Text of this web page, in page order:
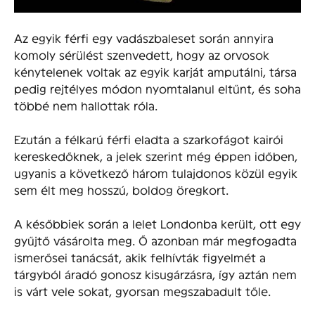
Az egyik férfi egy vadászbaleset során annyira
komoly sérülést szenvedett, hogy az orvosok
kénytelenek voltak az egyik karját amputálni, társa
pedig rejtélyes módon nyomtalanul eltűnt, és soha
többé nem hallottak róla.
Ezután a félkarú férfi eladta a szarkofágot kairói
kereskedőknek, a jelek szerint még éppen időben,
ugyanis a következő három tulajdonos közül egyik
sem élt meg hosszú, boldog öregkort.
A későbbiek során a lelet Londonba került, ott egy
gyűjtő vásárolta meg. Ő azonban már megfogadta
ismerősei tanácsát, akik felhívták figyelmét a
tárgyból áradó gonosz kisugárzásra, így aztán nem
is várt vele sokat, gyorsan megszabadult tőle.